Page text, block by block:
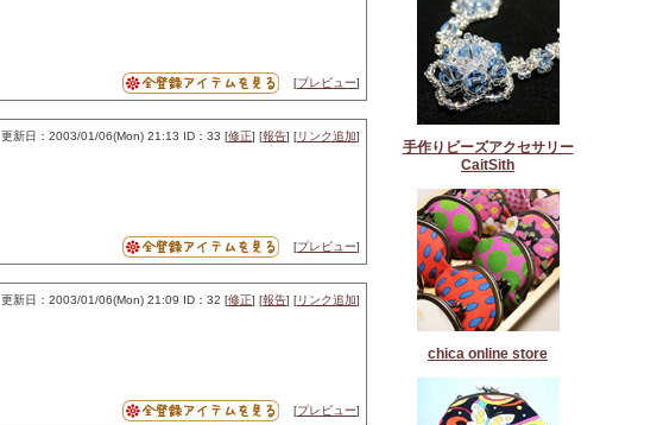
[プレビュー]
更新日：2003/01/06(Mon) 21:13 ID：33 [修正] [報告] [リンク追加]
[プレビュー]
更新日：2003/01/06(Mon) 21:09 ID：32 [修正] [報告] [リンク追加]
[プレビュー]
手作りビーズアクセサリー
CaitSith
chica online store